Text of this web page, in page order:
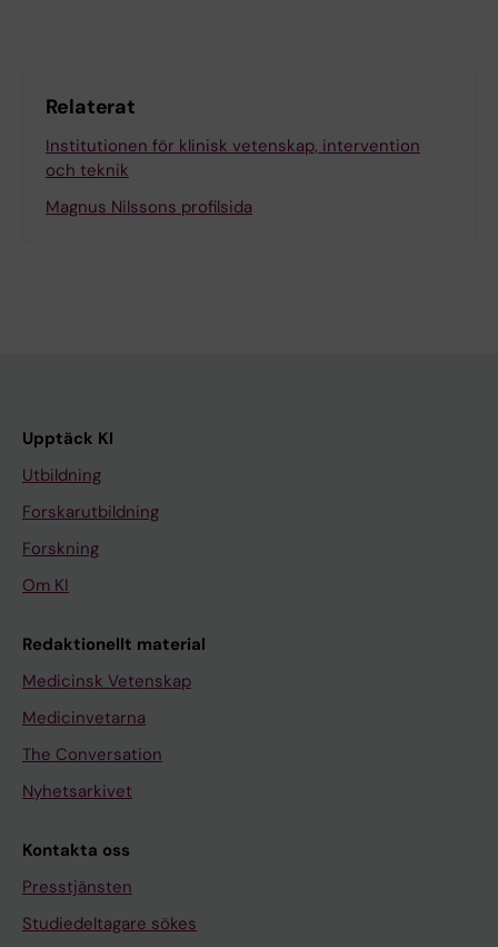
Relaterat
Institutionen för klinisk vetenskap, intervention
och teknik
Magnus Nilssons profilsida
Upptäck KI
Utbildning
Forskarutbildning
Forskning
Om KI
Redaktionellt material
Medicinsk Vetenskap
Medicinvetarna
The Conversation
Nyhetsarkivet
Kontakta oss
Presstjänsten
Studiedeltagare sökes